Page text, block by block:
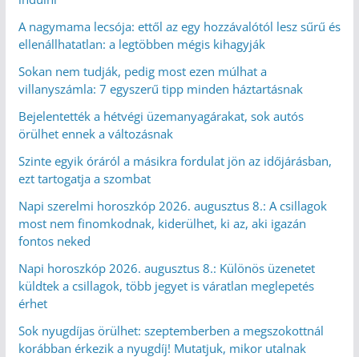
A nagymama lecsója: ettől az egy hozzávalótól lesz sűrű és
ellenállhatatlan: a legtöbben mégis kihagyják
Sokan nem tudják, pedig most ezen múlhat a
villanyszámla: 7 egyszerű tipp minden háztartásnak
Bejelentették a hétvégi üzemanyagárakat, sok autós
örülhet ennek a változásnak
Szinte egyik óráról a másikra fordulat jön az időjárásban,
ezt tartogatja a szombat
Napi szerelmi horoszkóp 2026. augusztus 8.: A csillagok
most nem finomkodnak, kiderülhet, ki az, aki igazán
fontos neked
Napi horoszkóp 2026. augusztus 8.: Különös üzenetet
küldtek a csillagok, több jegyet is váratlan meglepetés
érhet
Sok nyugdíjas örülhet: szeptemberben a megszokottnál
korábban érkezik a nyugdíj! Mutatjuk, mikor utalnak